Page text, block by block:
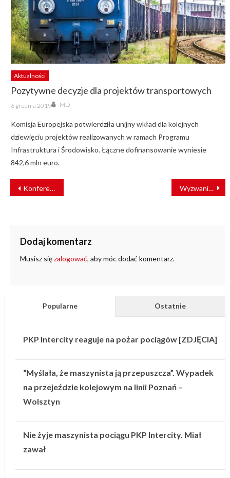
Aktualności
Pozytywne decyzje dla projektów transportowych
Posted
on
6 grudnia 2019 Author
MD
Komisja Europejska potwierdziła unijny wkład dla kolejnych
dziewięciu projektów realizowanych w ramach Programu
Infrastruktura i Środowisko. Łączne dofinansowanie wyniesie
842,6 mln euro.
NAWIGACJA
WPISU
Konferencja Bezpieczeństwo na kolei Wyzwania kolei w regionach
Dodaj komentarz
Musisz sięzalogować, aby móc dodać komentarz.
Popularne Ostatnie
PKP Intercity reaguje na pożar pociągów [ZDJĘCIA]
“Myślała, że maszynista ją przepuszcza”. Wypadek
na przejeździe kolejowym na linii Poznań –
Wolsztyn
Nie żyje maszynista pociągu PKP Intercity. Miał
zawał